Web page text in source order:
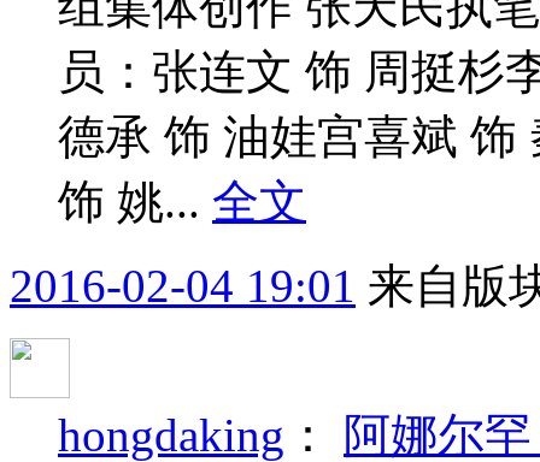
员：张连文 饰 周挺杉
德承 饰 油娃宫喜斌 饰
饰 姚... 全文
2016-02-04 19:01 来自版
hongdaking ： 阿娜尔